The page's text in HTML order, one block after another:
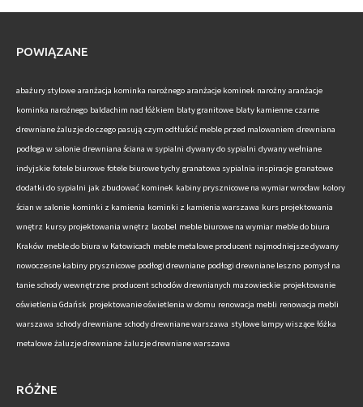
POWIĄZANE
abażury stylowe aranżacja kominka narożnego aranżacje kominek narożny aranżacje
kominka narożnego baldachim nad łóżkiem blaty granitowe blaty kamienne czarne
drewniane żaluzje do czego pasują czym odtłuścić meble przed malowaniem drewniana
podłoga w salonie drewniana ściana w sypialni dywany do sypialni dywany wełniane
indyjskie fotele biurowe fotele biurowe tychy granatowa sypialnia inspiracje granatowe
dodatki do sypialni jak zbudować kominek kabiny prysznicowe na wymiar wrocław kolory
ścian w salonie kominki z kamienia kominki z kamienia warszawa kurs projektowania
wnętrz kursy projektowania wnętrz lacobel meble biurowe na wymiar meble do biura
Kraków meble do biura w Katowicach meble metalowe producent najmodniejsze dywany
nowoczesne kabiny prysznicowe podłogi drewniane podłogi drewniane leszno pomysł na
tanie schody wewnętrzne producent schodów drewnianych mazowieckie projektowanie
oświetlenia Gdańsk projektowanie oświetlenia w domu renowacja mebli renowacja mebli
warszawa schody drewniane schody drewniane warszawa stylowe lampy wiszące łóżka
metalowe żaluzje drewniane żaluzje drewniane warszawa
RÓŻNE